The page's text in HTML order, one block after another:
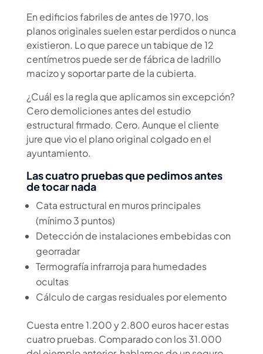
En edificios fabriles de antes de 1970, los
planos originales suelen estar perdidos o nunca
existieron. Lo que parece un tabique de 12
centímetros puede ser de fábrica de ladrillo
macizo y soportar parte de la cubierta.
¿Cuál es la regla que aplicamos sin excepción?
Cero demoliciones antes del estudio
estructural firmado. Cero. Aunque el cliente
jure que vio el plano original colgado en el
ayuntamiento.
Las cuatro pruebas que pedimos antes
de tocar nada
Cata estructural en muros principales
(mínimo 3 puntos)
Detección de instalaciones embebidas con
georradar
Termografía infrarroja para humedades
ocultas
Cálculo de cargas residuales por elemento
Cuesta entre 1.200 y 2.800 euros hacer estas
cuatro pruebas. Comparado con los 31.000